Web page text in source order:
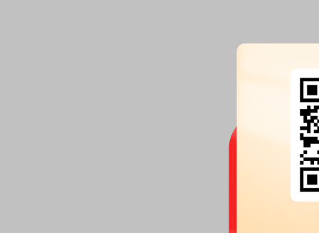
中珠医疗控股股份有限公司
于2026-06-30召开
2026年06月30日因